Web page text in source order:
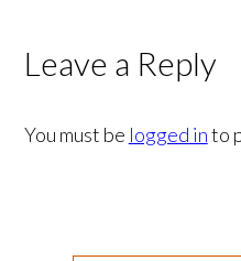
Leave a Reply
You must be logged into